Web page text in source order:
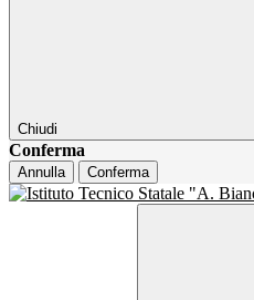
Chiudi
Conferma
Annulla Conferma